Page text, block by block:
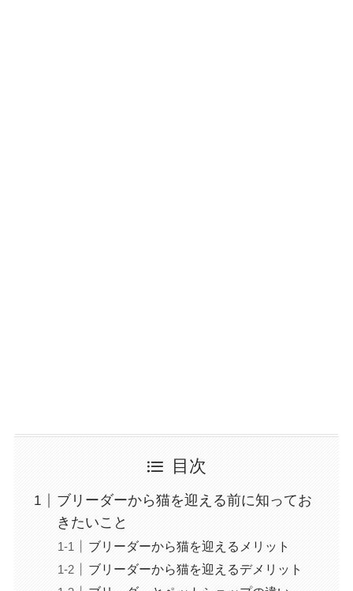
目次
ブリーダーから猫を迎える前に知ってお
きたいこと
ブリーダーから猫を迎えるメリット
ブリーダーから猫を迎えるデメリット